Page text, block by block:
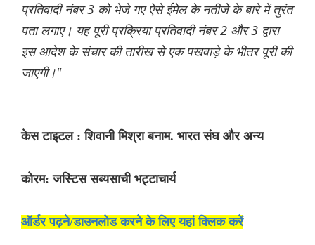
प्रतिवादी नंबर 3 को भेजे गए ऐसे ईमेल के नतीजे के बारे में तुरंत
पता लगाए। यह पूरी प्रक्रिया प्रतिवादी नंबर 2 और 3 द्वारा
इस आदेश के संचार की तारीख से एक पखवाड़े के भीतर पूरी की
जाएगी।"
केस टाइटल : शिवानी मिश्रा बनाम. भारत संघ और अन्य
कोरम: जस्टिस सब्यसाची भट्टाचार्य
ऑर्डर पढ़ने/डाउनलोड करने के लिए यहां क्लिक करें